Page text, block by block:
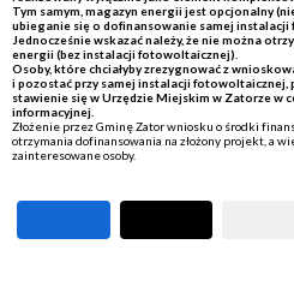
Tym samym, magazyn energii jest opcjonalny
ubieganie się o dofinansowanie samej
Jednocześnie wskazać należy, że nie można
energii (bez instalacji fotowoltaicznej).
Osoby, które chciałyby zrezygnować z
i pozostać przy samej instalacji fotowoltaicznej,
stawienie się w Urzędzie Miejskim w Zatorze w
informacyjnej.
Złożenie przez Gminę Zator wniosku o środki
otrzymania dofinansowania na złożony projekt, a
zainteresowane osoby.